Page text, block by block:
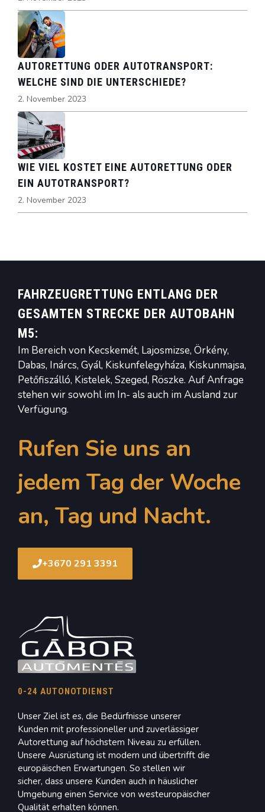
AUTORETTUNG ODER AUTOTRANSPORT:
WELCHE SIND DIE UNTERSCHIEDE?
2. November 2023
WIE VIEL KOSTET EINE AUTORETTUNG ODER
EIN AUTOTRANSPORT?
2. November 2023
0-24 AUTONOTDIENST
Unser Ziel ist es, die Bedürfnisse unserer
Kunden mit professioneller und zuverlässiger
Autorettung auf höchstem Niveau zu erfüllen.
Unsere Ausrüstung ist modern und übertrifft die
europäischen Erwartungen. So stellen wir
sicher, dass unsere Kunden auch in häuslicher
Umgebung einen Service von westeuropäischer
Qualität erhalten können.
FAHRZEUGRETTUNG ENTLANG DER
GESAMTEN STRECKE DER AUTOBAHN
M5:
Im Bereich von Kecskemét, Lajosmizse, Örkény,
Dabas, Inárcs, Gyál, Kiskunfelegyháza, Kiskunmajsa,
Petőfiszálló, Kistelek, Szeged, Röszke. Auf Anfrage
stehen wir sowohl im In- als auch im Ausland zur
Verfügung.
Rufen Sie uns an
jedem Tag der Woche
an, Tag und Nacht.
+3670 291 3391